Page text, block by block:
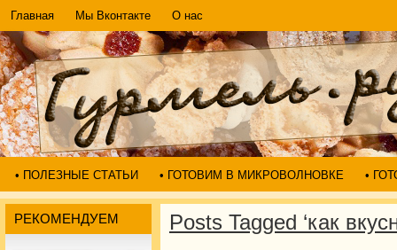
Главная Мы Вконтакте О нас
• ПОЛЕЗНЫЕ СТАТЬИ • ГОТОВИМ В МИКРОВОЛНОВКЕ •
РЕКОМЕНДУЕМ
Posts Tagged ‘как